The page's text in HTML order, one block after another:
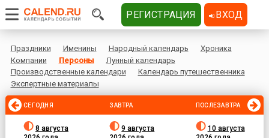
Праздники Именины Народный календарь
Хроника
Компании
Персоны
Лунный календарь
Производственные календари
Календарь путешественника
Экспертные материалы
СЕГОДНЯ
8 августа
ЗАВТРА
9 августа
ПОСЛЕЗАВТРА
10 августа
РЕГИСТРАЦИЯ ВХОД